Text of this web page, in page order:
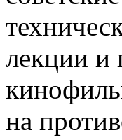
лекции и
на